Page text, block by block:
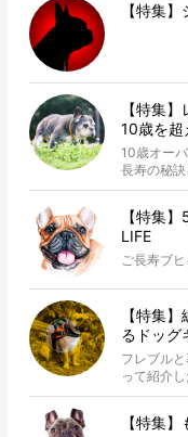
【特集
【特集
10歳を超
10歳オー
長寿の秘訣
【特集
LIFE
ご長寿ブ
【特集
るドッグ
フレブル
って紹介
【特集